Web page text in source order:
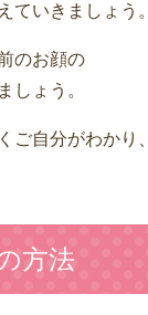
ていきましょう。
のお顔の
しょう。
ご自分がわかり、
方法